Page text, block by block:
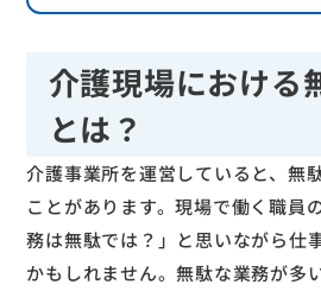
介護現場における
とは？
介護事業所を運営していると、無
ことがあります。現場で働く職員
務は無駄では？」と思いながら仕
かもしれません。無駄な業務が多